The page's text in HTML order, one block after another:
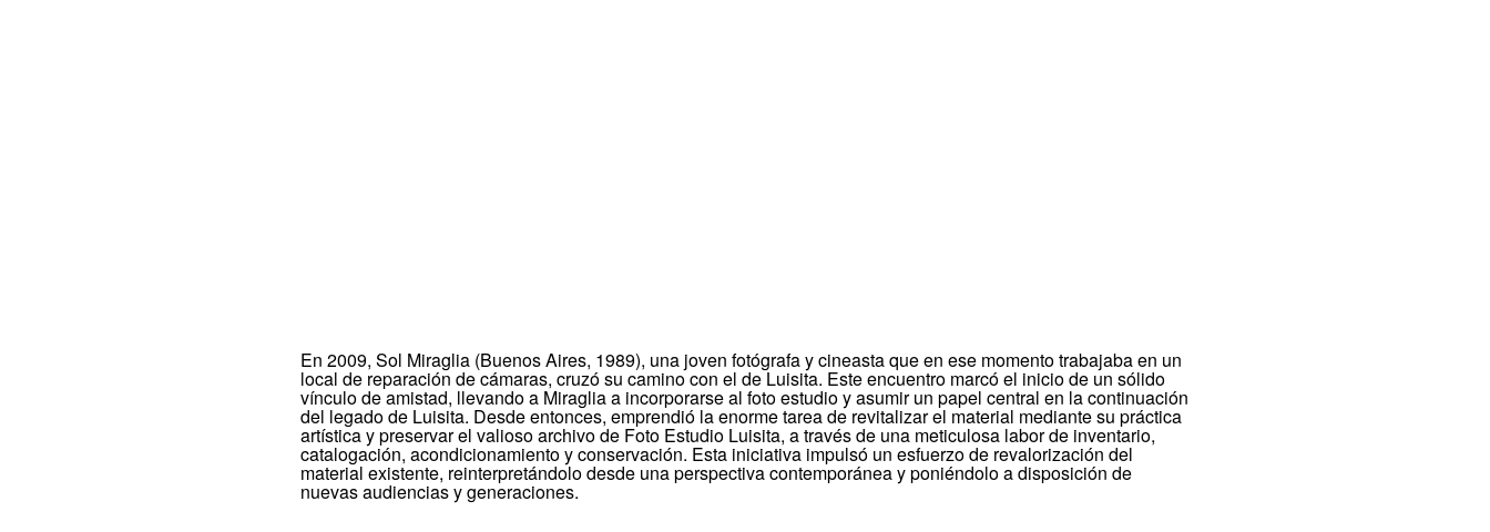
En 2009, Sol Miraglia (Buenos Aires, 1989), una joven fotógrafa y cineasta que en ese momento trabajaba en un
local de reparación de cámaras, cruzó su camino con el de Luisita. Este encuentro marcó el inicio de un sólido
vínculo de amistad, llevando a Miraglia a incorporarse al foto estudio y asumir un papel central en la continuación
del legado de Luisita. Desde entonces, emprendió la enorme tarea de revitalizar el material mediante su práctica
artística y preservar el valioso archivo de Foto Estudio Luisita, a través de una meticulosa labor de inventario,
catalogación, acondicionamiento y conservación. Esta iniciativa impulsó un esfuerzo de revalorización del
material existente, reinterpretándolo desde una perspectiva contemporánea y poniéndolo a disposición de
nuevas audiencias y generaciones.